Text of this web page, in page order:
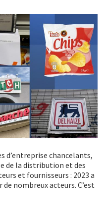
d’entreprise chancelants,
de la distribution et des
et fournisseurs : 2023 a
nombreux acteurs. C’est